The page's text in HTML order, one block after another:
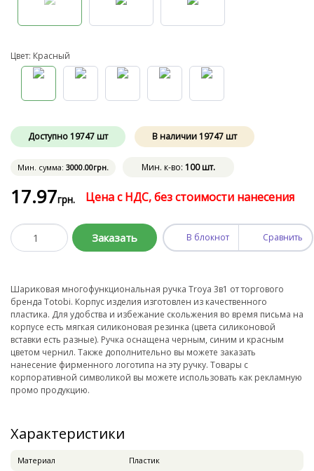
Цвет: Красный
Доступно19747 шт В наличии19747шт
Мин. сумма: 3000.00грн. Мин. к-во: 100 шт.
17.97грн. Цена с НДС, без стоимости нанесения
Заказать В блокнот Сравнить
Шариковая многофункциональная ручка Troya 3в1 от торгового
бренда Totobi. Корпус изделия изготовлен из качественного
пластика. Для удобства и избежание скольжения во время письма на
корпусе есть мягкая силиконовая резинка (цвета силиконовой
вставки есть разные). Ручка оснащена черным, синим и красным
цветом чернил. Также дополнительно вы можете заказать
нанесение фирменного логотипа на эту ручку. Товары с
корпоративной символикой вы можете использовать как рекламную
промо продукцию.
Характеристики
Материал
Пластик